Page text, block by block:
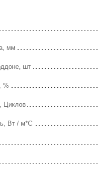
мм
шт
%
Циклов
Вт / м*С